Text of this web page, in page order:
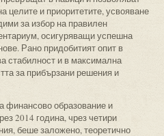
целите и приоритетите, усвояване
за избор на правилен
осигуряващи успешна
Рано придобитият опит в
стабилност и в максимална
за прибързани решения и
финансово образование и
2014 година, чрез четири
беше заложено, теоретично